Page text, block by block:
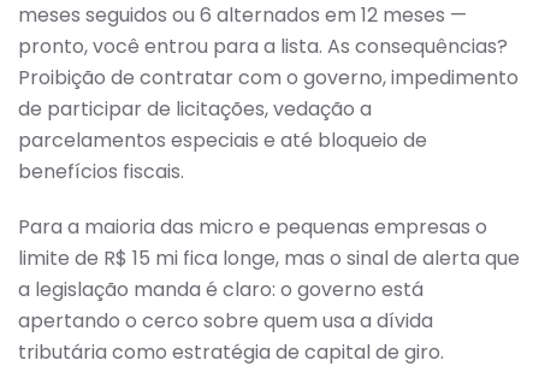
meses seguidos ou 6 alternados em 12 meses —
pronto, você entrou para a lista. As consequências?
Proibição de contratar com o governo, impedimento
de participar de licitações, vedação a
parcelamentos especiais e até bloqueio de
benefícios fiscais.
Para a maioria das micro e pequenas empresas o
limite de R$ 15 mi fica longe, mas o sinal de alerta que
a legislação manda é claro: o governo está
apertando o cerco sobre quem usa a dívida
tributária como estratégia de capital de giro.